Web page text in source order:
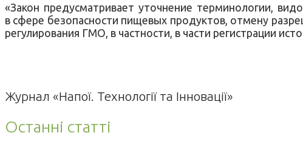
«Закон предусматривает уточнение терминологии,
в сфере безопасности пищевых продуктов, отмену
регулирования ГМО, в частности, в части регистрации
Журнал «Напої. Технології та Інновації»
Останні статті